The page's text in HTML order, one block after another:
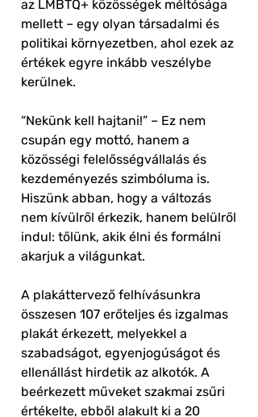
az LMBTQ+ közösségek méltósága
mellett – egy olyan társadalmi és
politikai környezetben, ahol ezek az
értékek egyre inkább veszélybe
kerülnek.
“Nekünk kell hajtani!” – Ez nem
csupán egy mottó, hanem a
közösségi felelősségvállalás és
kezdeményezés szimbóluma is.
Hiszünk abban, hogy a változás
nem kívülről érkezik, hanem belülről
indul: tőlünk, akik élni és formálni
akarjuk a világunkat.
A plakáttervező felhívásunkra
összesen 107 erőteljes és izgalmas
plakát érkezett, melyekkel a
szabadságot, egyenjogúságot és
ellenállást hirdetik az alkotók. A
beérkezett műveket szakmai zsűri
értékelte, ebből alakult ki a 20